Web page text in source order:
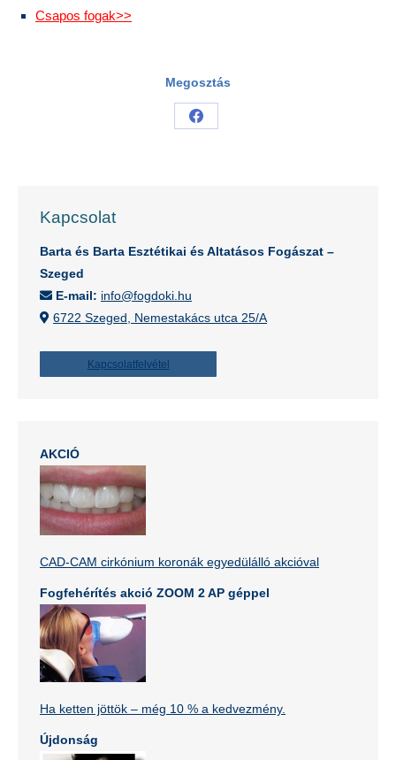
Csapos fogak>>
Megosztás
Share
Kapcsolat
Barta és Barta Esztétikai és Altatásos Fogászat –
Szeged
E-mail: info@fogdoki.hu
6722 Szeged, Nemestakács utca 25/A
Kapcsolatfelvétel
AKCIÓ
CAD-CAM cirkónium koronák egyedülálló akcióval
Fogfehérítés akció ZOOM 2 AP géppel
Ha ketten jöttök – még 10 % a kedvezmény.
Újdonság